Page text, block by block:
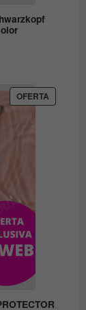
OFERTA
EN